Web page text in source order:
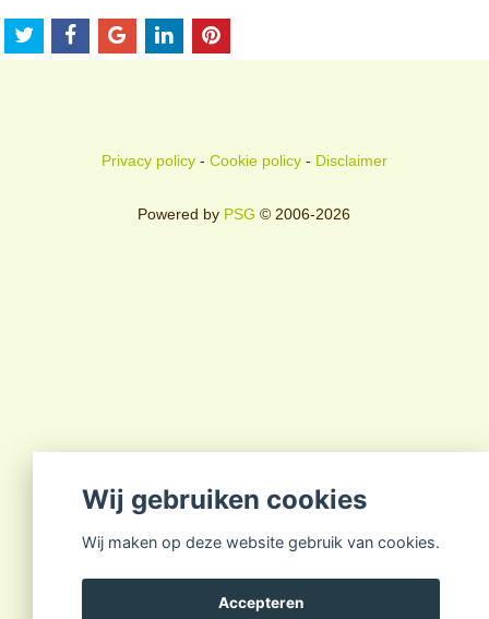
Privacy policy- Cookie policy- Disclaimer
Powered by PSG © 2006-2026
Wij gebruiken cookies
Wij maken op deze website gebruik van cookies.
Accepteren